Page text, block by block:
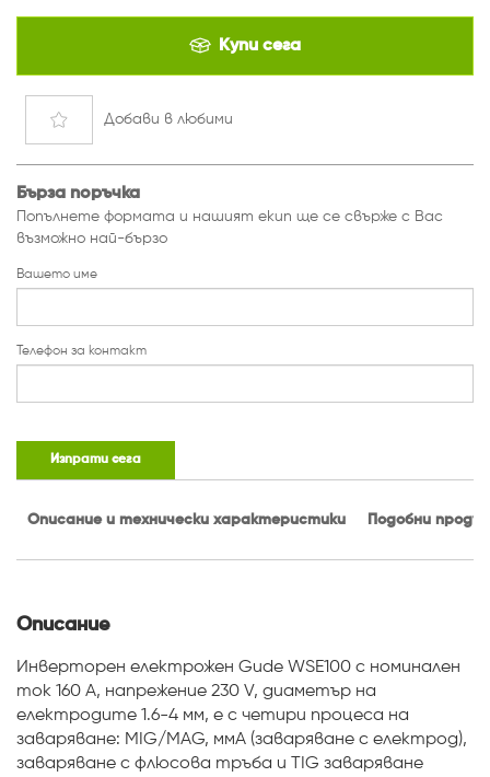
Купи сега
Добави в любими
Бърза поръчка
Попълнете формата и нашият екип ще се свърже с Вас
възможно най-бързо
Вашето име
Телефон за контакт
Изпрати сега
Описание и технически характеристики Подобни
Описание
Инверторен електрожен Gude WSE100 с номинален
ток 160 A, напрежение 230 V, диаметър на
електродите 1.6-4 мм, е с четири процеса на
заваряване: MIG/MAG, ммA (заваряване с електрод),
заваряване с флюсова тръба и TIG заваряване